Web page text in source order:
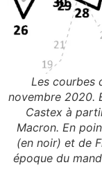
Les courbes
novembre 2020.
Castex à
Macron. En
(en noir) et de
époque du